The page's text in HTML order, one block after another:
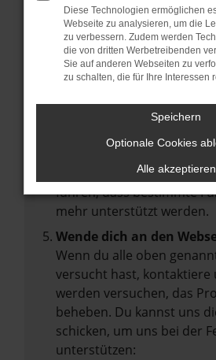
Fenster?
Starte dein Gerät neu.
Das kann manchmal
vorübergehende
Betriebssystem auf dem
Veraltete Software birgt
Sicherheitsrisiko, sondern
führen, dass bestimmte
mehr unterstützt werden.
Wende dich an den
Wenn du alle oben
versucht hast, kontaktiere
werden versuchen, das
beheben. Du kannst uns
schicken, um uns bei der
unterstützen:
Diese Technologien ermöglichen
Webseite zu analysieren, um die
zu verbessern. Zudem werden
die von dritten Werbetreibenden
Sie auf anderen Webseiten zu
zu schalten, die für Ihre Interessen
Speichern
Optionale Cookies
Alle akzeptieren